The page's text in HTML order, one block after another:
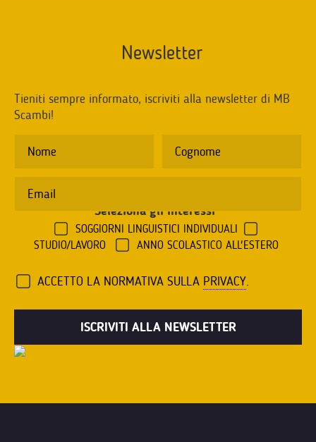
Newsletter
Tieniti sempre informato, iscriviti alla newsletter di MB
Scambi!
Seleziona gli interessi
SOGGIORNI LINGUISTICI INDIVIDUALI
STUDIO/LAVORO
ANNO SCOLASTICO ALL'ESTERO
ACCETTO LA NORMATIVA SULLA PRIVACY.